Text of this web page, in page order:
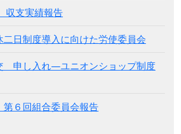
支実績報告
二日制度導入に向けた労使委員会
申し入れ―ユニオンショップ制度
６回組合委員会報告